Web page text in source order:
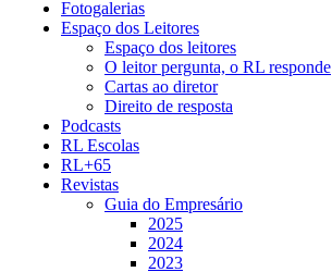
Fotogalerias
Espaço dos Leitores
Espaço dos leitores
O leitor pergunta, o RL responde
Cartas ao diretor
Direito de resposta
Podcasts
RL Escolas
RL+65
Revistas
Guia do Empresário
2025
2024
2023